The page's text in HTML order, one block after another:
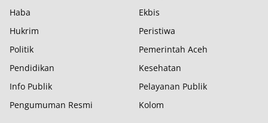
Haba
Ekbis
Hukrim
Peristiwa
Politik
Pemerintah Aceh
Pendidikan
Kesehatan
Info Publik
Pelayanan Publik
Pengumuman Resmi
Kolom